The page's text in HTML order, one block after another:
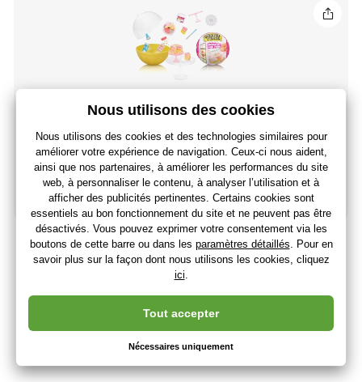
Miniverse MGA série 3 Snacks
8
+ 9 points